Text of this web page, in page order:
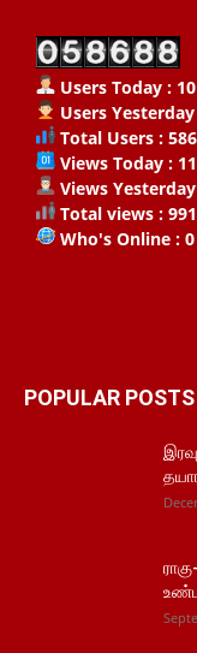
Users Today : 10
Users
Total Users :
Views Today : 11
Views
Total views :
Who's Online : 0
POPULAR POSTS